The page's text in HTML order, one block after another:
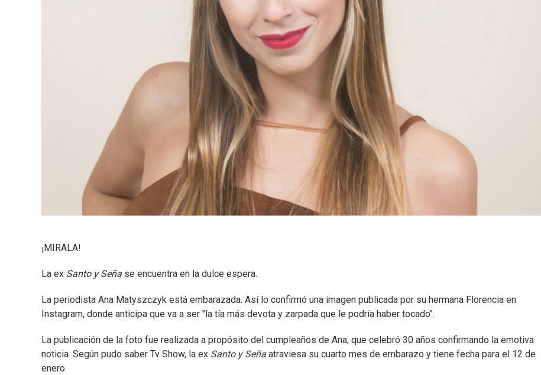
¡MIRALA!
La ex Santo y Seña se encuentra en la dulce espera.
La periodista Ana Matyszczyk está embarazada. Así lo confirmó una imagen publicada por su hermana Florencia en
Instagram, donde anticipa que va a ser "la tía más devota y zarpada que le podría haber tocado".
La publicación de la foto fue realizada a propósito del cumpleaños de Ana, que celebró 30 años confirmando la emotiva
noticia. Según pudo saber Tv Show, la ex Santo y Seña atraviesa su cuarto mes de embarazo y tiene fecha para el 12 de
enero.